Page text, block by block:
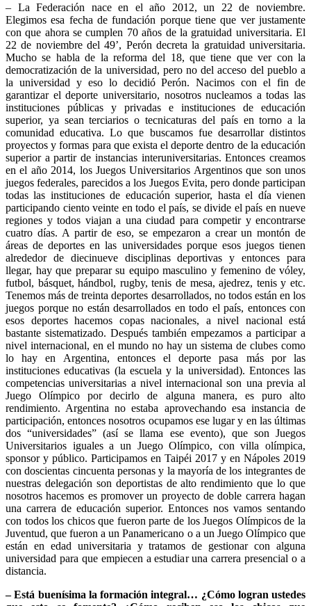
– La Federación nace en el año 2012, un 22 de noviembre.
Elegimos esa fecha de fundación porque tiene que ver justamente
con que ahora se cumplen 70 años de la gratuidad universitaria. El
22 de noviembre del 49’, Perón decreta la gratuidad universitaria.
Mucho se habla de la reforma del 18, que tiene que ver con la
democratización de la universidad, pero no del acceso del pueblo a
la universidad y eso lo decidió Perón. Nacimos con el fin de
garantizar el deporte universitario, nosotros nucleamos a todas las
instituciones públicas y privadas e instituciones de educación
superior, ya sean terciarios o tecnicaturas del país en torno a la
comunidad educativa. Lo que buscamos fue desarrollar distintos
proyectos y formas para que exista el deporte dentro de la educación
superior a partir de instancias interuniversitarias. Entonces creamos
en el año 2014, los Juegos Universitarios Argentinos que son unos
juegos federales, parecidos a los Juegos Evita, pero donde participan
todas las instituciones de educación superior, hasta el día vienen
participando ciento veinte en todo el país, se divide el país en nueve
regiones y todos viajan a una ciudad para competir y encontrarse
cuatro días. A partir de eso, se empezaron a crear un montón de
áreas de deportes en las universidades porque esos juegos tienen
alrededor de diecinueve disciplinas deportivas y entonces para
llegar, hay que preparar su equipo masculino y femenino de vóley,
futbol, básquet, hándbol, rugby, tenis de mesa, ajedrez, tenis y etc.
Tenemos más de treinta deportes desarrollados, no todos están en los
juegos porque no están desarrollados en todo el país, entonces con
esos deportes hacemos copas nacionales, a nivel nacional está
bastante sistematizado. Después también empezamos a participar a
nivel internacional, en el mundo no hay un sistema de clubes como
lo hay en Argentina, entonces el deporte pasa más por las
instituciones educativas (la escuela y la universidad). Entonces las
competencias universitarias a nivel internacional son una previa al
Juego Olímpico por decirlo de alguna manera, es puro alto
rendimiento. Argentina no estaba aprovechando esa instancia de
participación, entonces nosotros ocupamos ese lugar y en las últimas
dos “universidades” (así se llama ese evento), que son Juegos
Universitarios iguales a un Juego Olímpico, con villa olímpica,
sponsor y público. Participamos en Taipéi 2017 y en Nápoles 2019
con doscientas cincuenta personas y la mayoría de los integrantes de
nuestras delegación son deportistas de alto rendimiento que lo que
nosotros hacemos es promover un proyecto de doble carrera hagan
una carrera de educación superior. Entonces nos vamos sentando
con todos los chicos que fueron parte de los Juegos Olímpicos de la
Juventud, que fueron a un Panamericano o a un Juego Olímpico que
están en edad universitaria y tratamos de gestionar con alguna
universidad para que empiecen a estudiar una carrera presencial o a
distancia.
– Está buenísima la formación integral… ¿Cómo logran ustedes